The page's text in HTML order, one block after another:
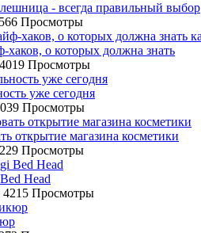
- всегда правильный выбор
Просмотры
хаков, о которых должна знать
Просмотры
уже сегодня
Просмотры
открытие магазина косметики
Просмотры
Head
4215 Просмотры